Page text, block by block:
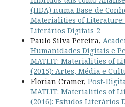
(HDA) numa Base de
Materialities of Literature:
Literários Digitais 2
Paulo Silva Pereira,
Humanidades Digitais e
MATLIT: Materialities of
(2015): Artes, Média e
Florian Cramer, Post-
MATLIT: Materialities of
(2016): Estudos Literários